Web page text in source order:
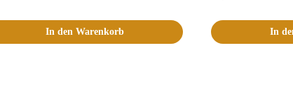
In den Warenkorb In